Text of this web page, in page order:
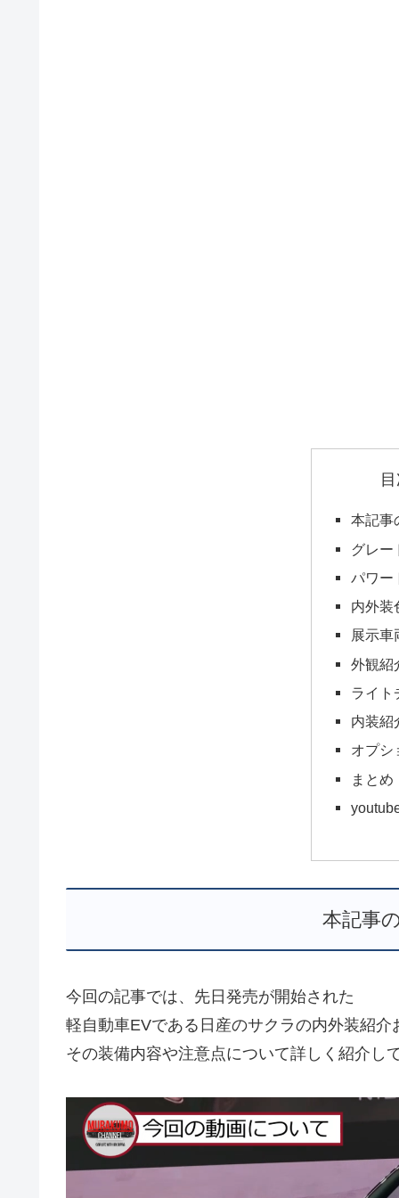
本記事
グレー
パワー
内外装
展示車
外観紹
ライト
内装紹
オプシ
まとめ
本記事
今回の記事では、先日発売が開始された
軽自動車EVである日産のサクラの内外装紹介
その装備内容や注意点について詳しく紹介し